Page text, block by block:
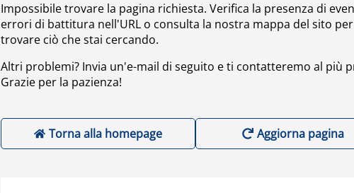
Impossibile trovare la pagina richiesta. Verifica la presenza di
errori di battitura nell'URL o consulta la nostra mappa del sito per
trovare ciò che stai cercando.
Altri problemi? Invia un'e-mail di seguito e ti contatteremo al più
Grazie per la pazienza!
Torna alla homepage Aggiorna pagina